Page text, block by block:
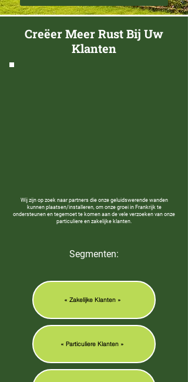
Creëer Meer Rust Bij Uw
Klanten
Wij zijn op zoek naar partners die onze geluidswerende wanden
kunnen plaatsen/installeren, om onze groei in Frankrijk te
ondersteunen en tegemoet te komen aan de vele verzoeken van onze
particuliere en zakelijke klanten.
Segmenten:
« Zakelijke Klanten »
« Particuliere Klanten »